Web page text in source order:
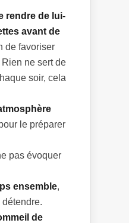
rendre de lui-
avant de
de favoriser
ne sert de
soir, cela
le préparer
pas évoquer
ensemble,
détendre.
de